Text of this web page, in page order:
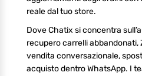
reale dal tuo store.
Dove Chatix si concentra
recupero carrelli abbandonati,
vendita conversazionale,
acquisto dentro WhatsApp. I